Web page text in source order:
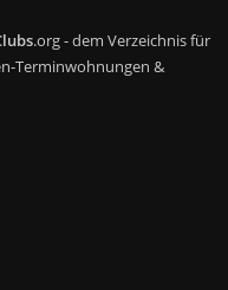
.org - dem Verzeichnis für
Terminwohnungen &